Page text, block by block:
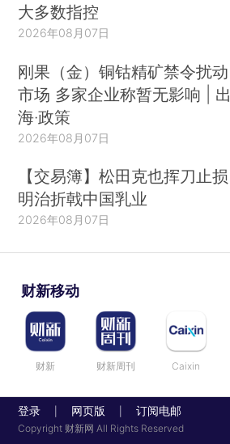
大多数指控
2026年08月07日
刚果（金）铜钴精矿禁令扰动
市场 多家企业称暂无影响 | 出
海·政策
2026年08月07日
【交易簿】松田克也挥刀止损
明治折戟中国乳业
2026年08月07日
财新移动
财新 财新周刊 Caixin
登录 网页版 订阅电邮
Copyright 财新网 All Rights Reserved